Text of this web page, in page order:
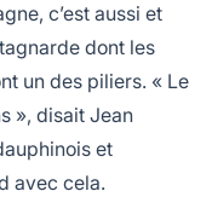
c’est aussi et
dont les
un des piliers. « Le
», disait Jean
et
avec cela.